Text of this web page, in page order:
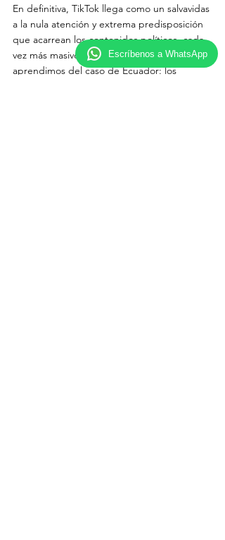
En definitiva, TikTok llega como un salvavidas
a la nula atención y extrema predisposición
que acarrean los contenidos políticos, cada
vez más masivos y poco diferenciados. Ya
aprendimos del caso de Ecuador: los
Escríbenos a WhatsApp